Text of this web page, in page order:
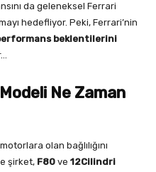
da geleneksel Ferrari
hedefliyor. Peki, Ferrari’nin
beklentilerini
Ne Zaman
olan bağlılığını
şirket, F80 ve 12Cilindri